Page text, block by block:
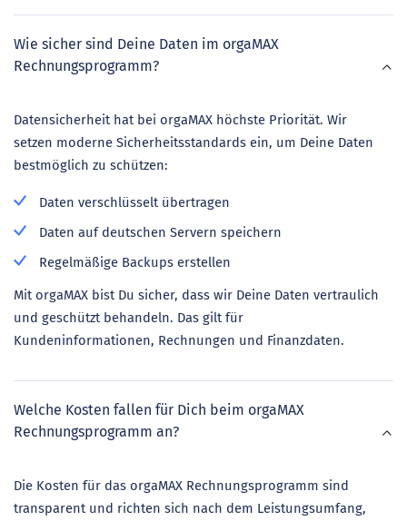
Wie sicher sind Deine Daten im orgaMAX
Rechnungsprogramm?
Datensicherheit hat bei orgaMAX höchste Priorität. Wir
setzen moderne Sicherheitsstandards ein, um Deine Daten
bestmöglich zu schützen:
Daten verschlüsselt übertragen
Daten auf deutschen Servern speichern
Regelmäßige Backups erstellen
Mit orgaMAX bist Du sicher, dass wir Deine Daten vertraulich
und geschützt behandeln. Das gilt für
Kundeninformationen, Rechnungen und Finanzdaten.
Welche Kosten fallen für Dich beim orgaMAX
Rechnungsprogramm an?
Die Kosten für das orgaMAX Rechnungsprogramm sind
transparent und richten sich nach dem Leistungsumfang,